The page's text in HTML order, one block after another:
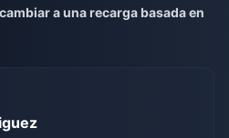
a una recarga basada en